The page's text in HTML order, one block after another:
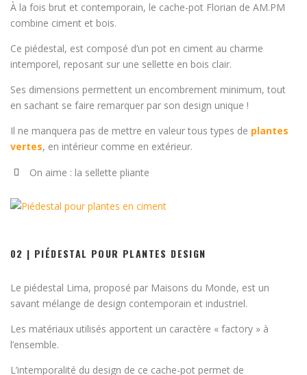
À la fois brut et contemporain, le cache-pot Florian de AM.PM
combine ciment et bois.
Ce piédestal, est composé d’un pot en ciment au charme
intemporel, reposant sur une sellette en bois clair.
Ses dimensions permettent un encombrement minimum, tout
en sachant se faire remarquer par son design unique !
Il ne manquera pas de mettre en valeur tous types de plantes
vertes, en intérieur comme en extérieur.
On aime : la sellette pliante
02 | PIÉDESTAL POUR PLANTES DESIGN
Le piédestal Lima, proposé par Maisons du Monde, est un
savant mélange de design contemporain et industriel.
Les matériaux utilisés apportent un caractère « factory » à
l’ensemble.
L’intemporalité du design de ce cache-pot permet de